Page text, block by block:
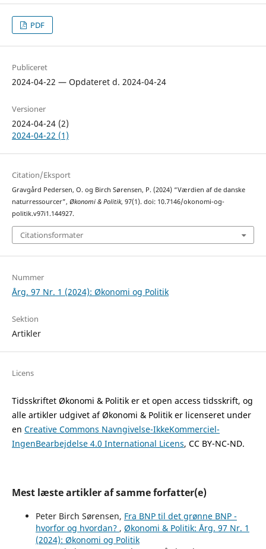
PDF
Publiceret
2024-04-22 — Opdateret d. 2024-04-24
Versioner
2024-04-24 (2)
2024-04-22 (1)
Citation/Eksport
Gravgård Pedersen, O. og Birch Sørensen, P. (2024) “Værdien af de danske
naturressourcer”, Økonomi & Politik, 97(1). doi: 10.7146/okonomi-og-
politik.v97i1.144927.
Citationsformater
Nummer
Årg. 97 Nr. 1 (2024): Økonomi og Politik
Sektion
Artikler
Licens
Tidsskriftet Økonomi & Politik er et open access tidsskrift, og
alle artikler udgivet af Økonomi & Politik er licenseret under
en Creative Commons Navngivelse-IkkeKommerciel-
IngenBearbejdelse 4.0 International Licens, CC BY-NC-ND.
Mest læste artikler af samme forfatter(e)
Peter Birch Sørensen, Fra BNP til det grønne BNP -
hvorfor og hvordan? , Økonomi & Politik: Årg. 97 Nr. 1
(2024): Økonomi og Politik